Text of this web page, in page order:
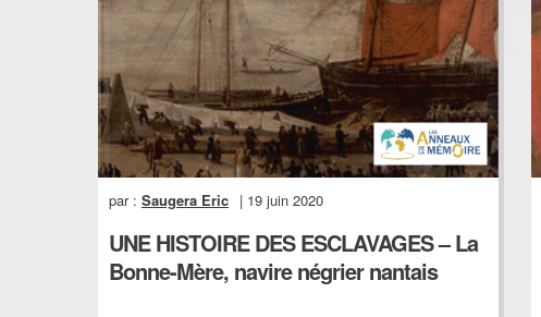
par : Saugera Eric | 19 juin 2020
UNE HISTOIRE DES ESCLAVAGES – La
Bonne-Mère, navire négrier nantais